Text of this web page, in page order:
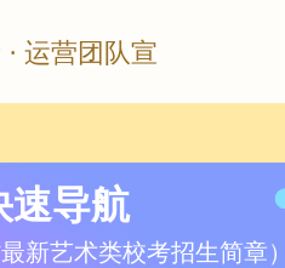
运营团队宣
速导航
新艺术类校考招生简章